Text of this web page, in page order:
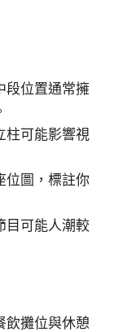
段位置通常擁
柱可能影響視
位圖，標註你
目可能人潮較
飲攤位與休憩